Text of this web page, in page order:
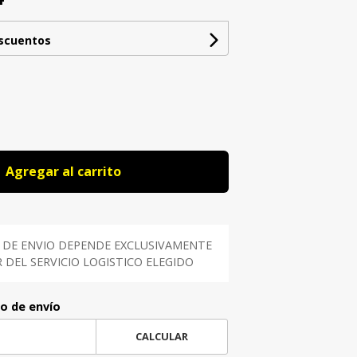
Agregar al carrito
ENVIO DEPENDE EXCLUSIVAMENTE
DEL SERVICIO LOGISTICO ELEGIDO
de envío
CALCULAR